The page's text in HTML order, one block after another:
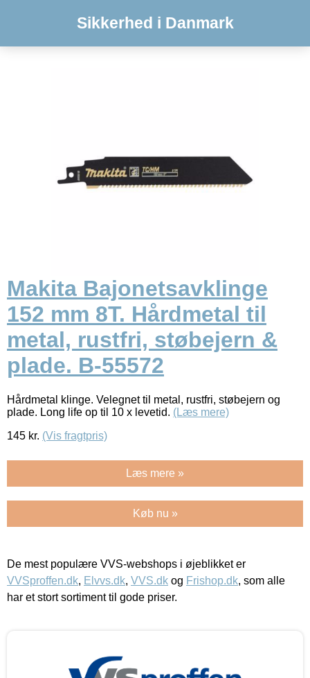
Sikkerhed i Danmark
Makita Bajonetsavklinge
152 mm 8T. Hårdmetal til
metal, rustfri, støbejern &
plade. B-55572
Hårdmetal klinge. Velegnet til metal, rustfri, støbejern og
plade. Long life op til 10 x levetid. (Læs mere)
145 kr. (Vis fragtpris)
Læs mere »
Køb nu »
De mest populære VVS-webshops i øjeblikket er
VVSproffen.dk, Elvvs.dk, VVS.dk og Frishop.dk, som alle
har et stort sortiment til gode priser.